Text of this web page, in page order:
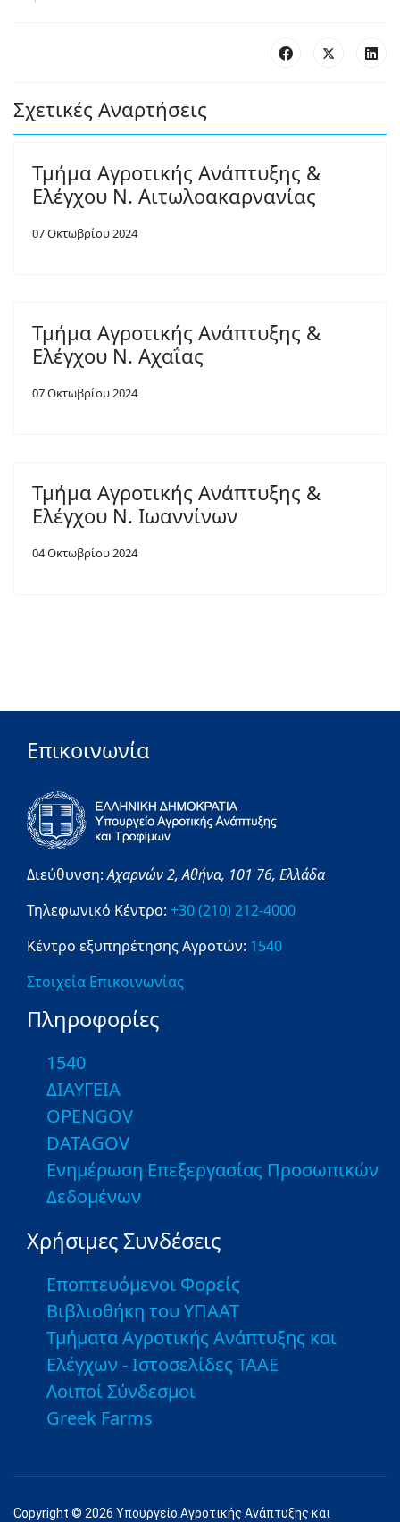
Σχετικές Αναρτήσεις
Τμήμα Αγροτικής Ανάπτυξης &
Ελέγχου Ν. Αιτωλοακαρνανίας
07 Οκτωβρίου 2024
Τμήμα Αγροτικής Ανάπτυξης &
Ελέγχου Ν. Αχαΐας
07 Οκτωβρίου 2024
Τμήμα Αγροτικής Ανάπτυξης &
Ελέγχου Ν. Ιωαννίνων
04 Οκτωβρίου 2024
Επικοινωνία
Διεύθυνση:Αχαρνών 2,Αθήνα, 101 76, Ελλάδα
Τηλεφωνικό Κέντρο: +30 (210) 212-4000
Κέντρο εξυπηρέτησης Αγροτών: 1540
Στοιχεία Επικοινωνίας
Πληροφορίες
1540
ΔΙΑΥΓΕΙΑ
OPENGOV
DATAGOV
Ενημέρωση Επεξεργασίας Προσωπικών
Δεδομένων
Χρήσιμες Συνδέσεις
Εποπτευόμενοι Φορείς
Βιβλιοθήκη του ΥΠΑΑΤ
Τμήματα Αγροτικής Ανάπτυξης και
Ελέγχων - Ιστοσελίδες ΤΑΑΕ
Λοιποί Σύνδεσμοι
Greek Farms
Copyright © 2026 Υπουργείο Αγροτικής Ανάπτυξης και